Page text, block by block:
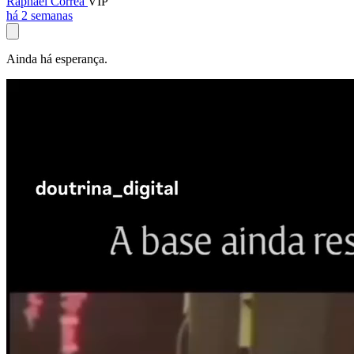
há 2 semanas
Ainda há esperança.